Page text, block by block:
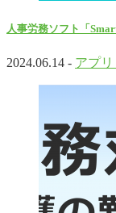
人事労務ソフト「
2024.06.14 - アプ